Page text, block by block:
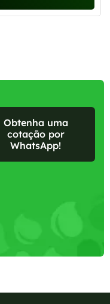
Obtenha uma
cotação por
WhatsApp!